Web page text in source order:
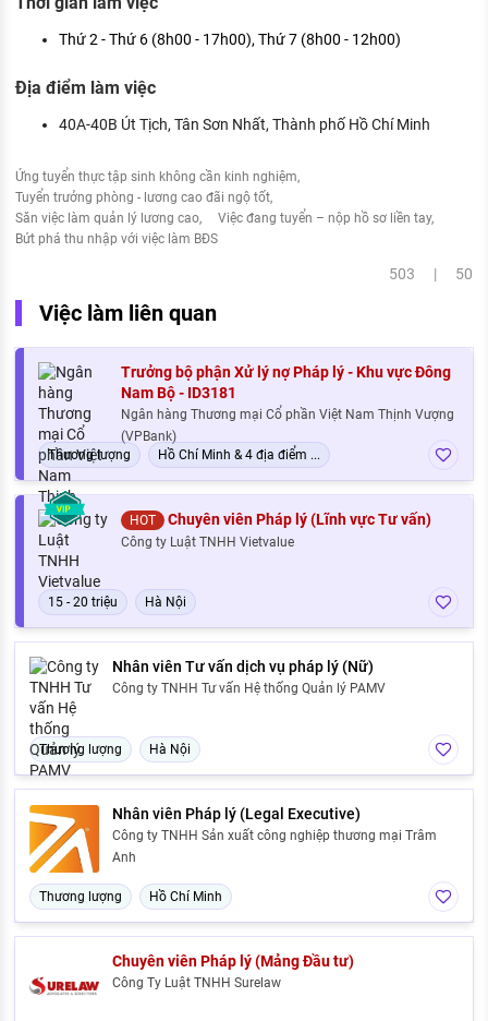
Thứ 2 - Thứ 6 (8h00 - 17h00), Thứ 7 (8h00 - 12h00)
Địa điểm làm việc
40A-40B Út Tịch, Tân Sơn Nhất, Thành phố Hồ Chí Minh
Ứng tuyển thực tập sinh không cần kinh nghiệm
Tuyển trưởng phòng - lương cao đãi ngộ tốt
Săn việc làm quản lý lương cao
Việc đang tuyển – nộp hồ sơ liền tay
Bứt phá thu nhập với việc làm BĐS
503 | 50
Việc làm liên quan
Trưởng bộ phận Xử lý nợ Pháp lý - Khu vực Đông
Nam Bộ - ID3181
Ngân hàng Thương mại Cổ phần Việt Nam Thịnh Vượng
(VPBank)
Thương lượng
Hồ Chí Minh & 4 địa điểm ...
HOT Chuyên viên Pháp lý (Lĩnh vực Tư vấn)
Công ty Luật TNHH Vietvalue
15 - 20 triệu Hà Nội
Nhân viên Tư vấn dịch vụ pháp lý (Nữ)
Công ty TNHH Tư vấn Hệ thống Quản lý PAMV
Thương lượng Hà Nội
Nhân viên Pháp lý (Legal Executive)
Công ty TNHH Sản xuất công nghiệp thương mại Trâm
Anh
Thương lượng Hồ Chí Minh
Chuyên viên Pháp lý (Mảng Đầu tư)
Công Ty Luật TNHH Surelaw